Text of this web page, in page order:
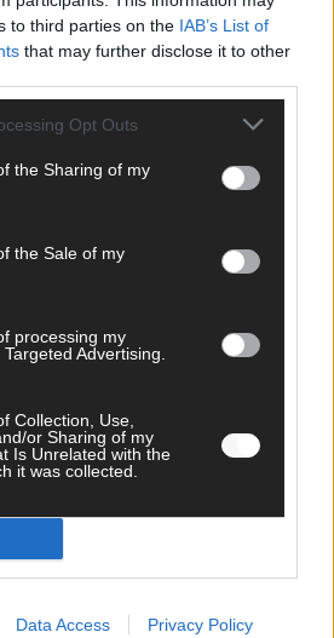
to third parties on the IAB’s List of
that may further disclose it to other
Opt Outs
the Sharing of my
the Sale of my
processing my
Advertising.
Collection, Use,
or Sharing of my
Is Unrelated with the
it was collected.
Data Access Privacy Policy
71 99
71 99
99
Bühne.
oder individuelle Kooperation –
genau dort, wo sie aktiv ist.
& sichtbar werden!